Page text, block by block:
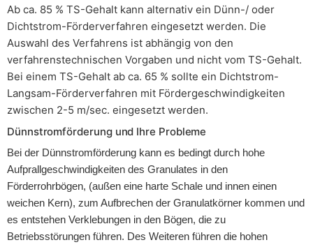
Ab ca. 85 % TS-Gehalt kann alternativ ein Dünn-/ oder
Dichtstrom-Förderverfahren eingesetzt werden. Die
Auswahl des Verfahrens ist abhängig von den
verfahrenstechnischen Vorgaben und nicht vom TS-Gehalt.
Bei einem TS-Gehalt ab ca. 65 % sollte ein Dichtstrom-
Langsam-Förderverfahren mit Fördergeschwindigkeiten
zwischen 2-5 m/sec. eingesetzt werden.
Dünnstromförderung und Ihre Probleme
Bei der Dünnstromförderung kann es bedingt durch hohe
Aufprallgeschwindigkeiten des Granulates in den
Förderrohrbögen, (außen eine harte Schale und innen einen
weichen Kern), zum Aufbrechen der Granulatkörner kommen und
es entstehen Verklebungen in den Bögen, die zu
Betriebsstörungen führen. Des Weiteren führen die hohen